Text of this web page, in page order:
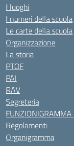
I luoghi
I numeri della scuola
Le carte della scuola
Organizzazione
La storia
PTOF
PAI
RAV
Segreteria
Regolamenti
Organigramma